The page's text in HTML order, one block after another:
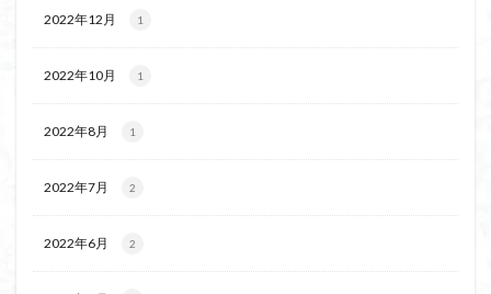
2022年12月 1
2022年10月 1
2022年8月 1
2022年7月 2
2022年6月 2